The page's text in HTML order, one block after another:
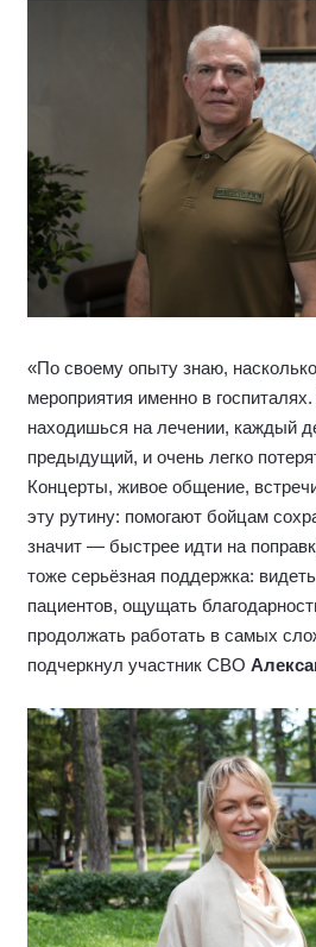
«По своему опыту знаю,
мероприятия именно в госпиталях.
находишься на лечении, каждый
предыдущий, и очень легко
Концерты, живое общение,
эту рутину: помогают бойцам
значит — быстрее идти на
тоже серьёзная поддержка:
пациентов, ощущать
продолжать работать в самых
подчеркнул участник СВО